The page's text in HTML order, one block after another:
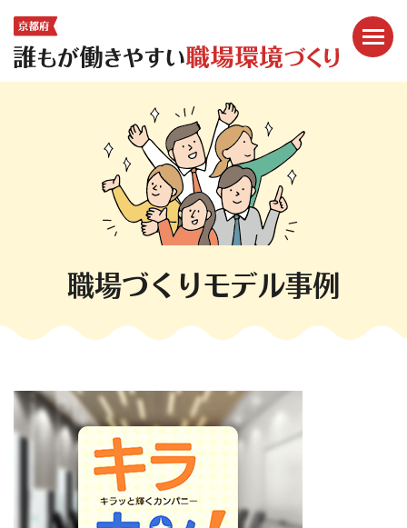
メニ
職場づくりモデル事例